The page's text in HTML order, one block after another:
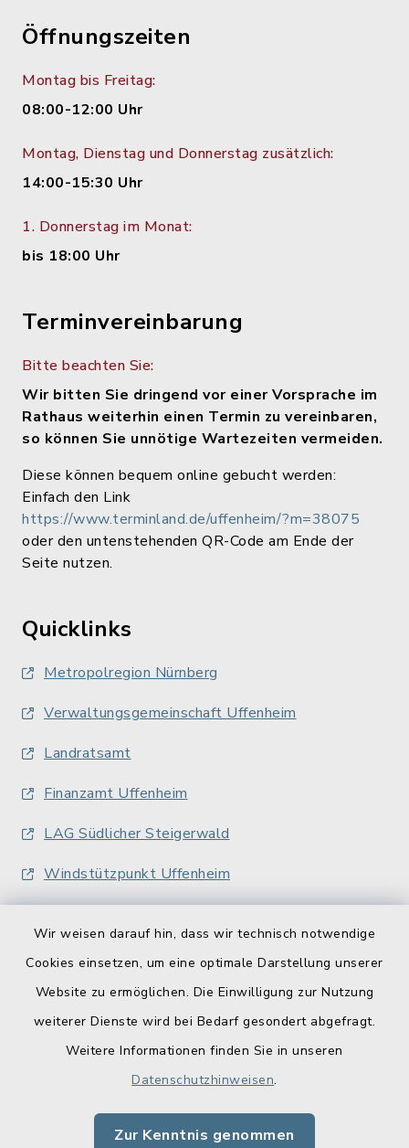
Wir weisen darauf hin, dass wir technisch notwendige
Cookies einsetzen, um eine optimale Darstellung unserer
Website zu ermöglichen. Die Einwilligung zur Nutzung
weiterer Dienste wird bei Bedarf gesondert abgefragt.
Weitere Informationen finden Sie in unseren
Datenschutzhinweisen.
Zur Kenntnis genommen
Öffnungszeiten
Montag bis Freitag:
08:00-12:00 Uhr
Montag, Dienstag und Donnerstag zusätzlich:
14:00-15:30 Uhr
1. Donnerstag im Monat:
bis 18:00 Uhr
Terminvereinbarung
Bitte beachten Sie:
Wir bitten Sie dringend vor einer Vorsprache im
Rathaus weiterhin einen Termin zu vereinbaren,
so können Sie unnötige Wartezeiten vermeiden.
Diese können bequem online gebucht werden:
Einfach den Link
https://www.terminland.de/uffenheim/?m=38075
oder den untenstehenden QR-Code am Ende der
Seite nutzen.
Quicklinks
Metropolregion Nürnberg
Verwaltungsgemeinschaft Uffenheim
Landratsamt
Finanzamt Uffenheim
LAG Südlicher Steigerwald
Windstützpunkt Uffenheim
Barrierefreiheit